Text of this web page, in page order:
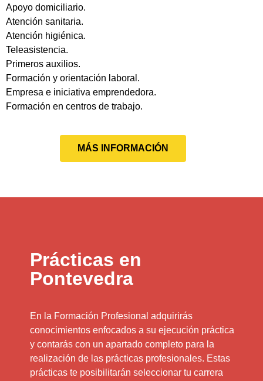
Apoyo domiciliario.
Atención sanitaria.
Atención higiénica.
Teleasistencia.
Primeros auxilios.
Formación y orientación laboral.
Empresa e iniciativa emprendedora.
Formación en centros de trabajo.
MÁS INFORMACIÓN
Prácticas en
Pontevedra
En la Formación Profesional adquirirás
conocimientos enfocados a su ejecución práctica
y contarás con un apartado completo para la
realización de las prácticas profesionales. Estas
prácticas te posibilitarán seleccionar tu carrera